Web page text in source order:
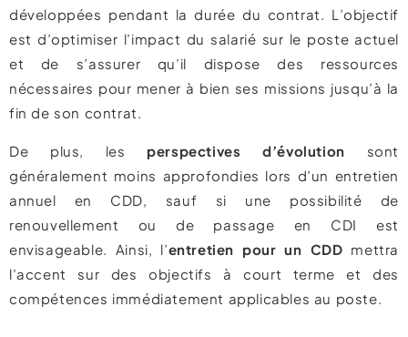
développées pendant la durée du contrat. L’objectif
est d’optimiser l’impact du salarié sur le poste actuel
et de s’assurer qu’il dispose des ressources
nécessaires pour mener à bien ses missions jusqu’à la
fin de son contrat.
De plus, les perspectives d’évolution sont
généralement moins approfondies lors d’un entretien
annuel en CDD, sauf si une possibilité de
renouvellement ou de passage en CDI est
envisageable. Ainsi, l’entretien pour un CDD mettra
l’accent sur des objectifs à court terme et des
compétences immédiatement applicables au poste.